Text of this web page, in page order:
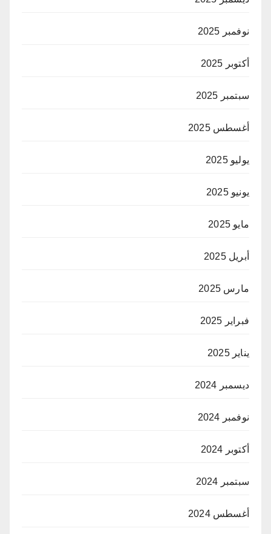
نوفمبر 2025
أكتوبر 2025
سبتمبر 2025
أغسطس 2025
يوليو 2025
يونيو 2025
مايو 2025
أبريل 2025
مارس 2025
فبراير 2025
يناير 2025
ديسمبر 2024
نوفمبر 2024
أكتوبر 2024
سبتمبر 2024
أغسطس 2024